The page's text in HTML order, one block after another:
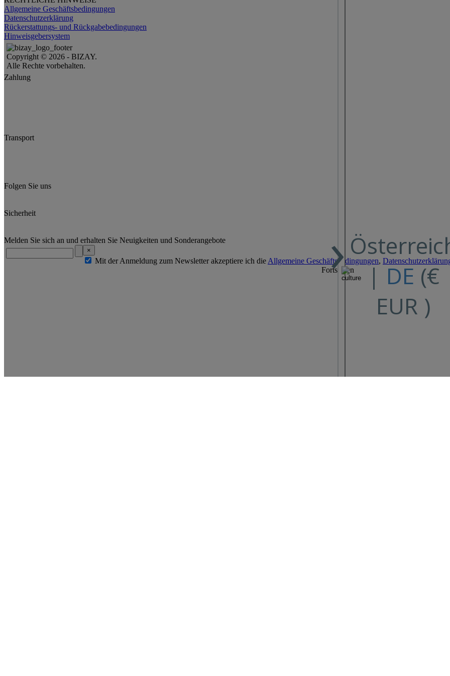
| DE (€
EUR )
›
Allgemeine Geschäftsbedingungen
Datenschutzerklärung
Rückerstattungs- und Rückgabebedingungen
Hinweisgebersystem
Copyright © 2026 - BIZAY.
Alle Rechte vorbehalten.
Zahlung
Transport
Folgen Sie uns
Sicherheit
Melden Sie sich an und erhalten Sie Neuigkeiten und Sonderangebote
×
Mit der Anmeldung zum Newsletter akzeptiere ich die Allgemeine Geschäftsbedingungen,
Fortsetzen